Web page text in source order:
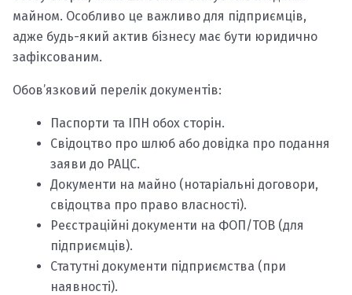
майном. Особливо це важливо для підприємців,
адже будь-який актив бізнесу має бути юридично
зафіксованим.
Обов’язковий перелік документів:
Паспорти та ІПН обох сторін.
Свідоцтво про шлюб або довідка про подання
заяви до РАЦС.
Документи на майно (нотаріальні договори,
свідоцтва про право власності).
Реєстраційні документи на ФОП/ТОВ (для
підприємців).
Статутні документи підприємства (при
наявності).